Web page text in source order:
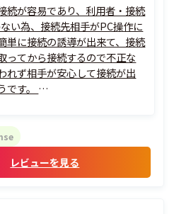
続が容易であり、利用者・接続
い為、接続先相手がPC操作に
単に接続の誘導が出来て、接続
ってから接続するので不正な
れず相手が安心して接続が出
です。
ため、電波の安定しないLTE回
安定な状況でも接続元のPCに
ス...
レビューを見る